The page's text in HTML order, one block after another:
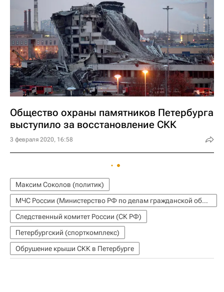
Общество охраны памятников Петербурга
выступило за восстановление СКК
3 февраля 2020, 16:58
Максим Соколов (политик)
МЧС России (Министерство РФ по делам гражданской обороны, чрезвычайным ситуациям и ликвидации последствий стихийных бедствий)
Следственный комитет России (СК РФ)
Петербургский (спорткомплекс)
Обрушение крыши СКК в Петербурге